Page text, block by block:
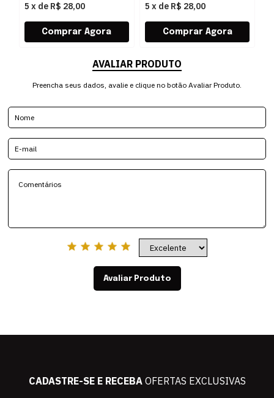
5 x de R$ 28,00 5 x de R$ 28,00
AVALIAR PRODUTO
Preencha seus dados, avalie e clique no botão Avaliar Produto.
Avaliar Produto
CADASTRE-SE E RECEBAOFERTAS EXCLUSIVAS